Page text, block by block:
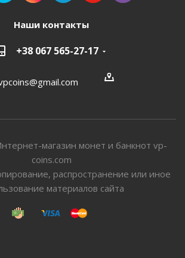
Наши контакты
+38 067 565-27-17
магазин монет и банкнот vp-
coins.com
распространение или иное
материалов сайта